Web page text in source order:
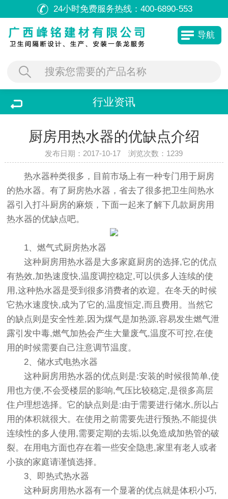
24小时免费服务热线： 400-6890-553
导航
行业资讯
厨房用热水器的优缺点介绍
发布日期：2017-10-17 浏览次数： 1239
热水器种类很多，目前市场上有一种专门用于厨房
的热水器。有了厨房热水器，省去了很多把卫生间热水
器引入打斗厨房的麻烦，下面一起来了解下几款厨房用
热水器的优缺点吧。
1、燃气式厨房热水器
这种厨房用热水器是大多家庭厨房的选择,它的优点
有热效,加热速度快,温度调控稳定,可以供多人连续的使
用,这种热水器是受到很多消费者的欢迎。在冬天的时候
它热水速度快,成为了它的,温度恒定,而且费用。当然它
的缺点则是安全性差,因为煤气是加热源,容易发生燃气泄
露引发中毒,燃气加热会产生大量废气,温度不可控,在使
用的时候需要自己注意调节温度。
2、储水式电热水器
这种厨房用热水器的优点则是:安装的时候很简单,使
用也方便,不会受楼层的影响,气压比较稳定,是很多高层
住户理想选择。它的缺点则是:由于需要进行储水,所以占
用的体积就很大。在使用之前需要先进行预热,不能提供
连续性的多人使用,需要定期的去垢,以免造成加热管的破
裂。在用电方面也存在着一些安全隐患,家里有老人或者
小孩的家庭请谨慎选择。
3、即热式热水器
这种厨房用热水器有一个显著的优点就是体积小巧,